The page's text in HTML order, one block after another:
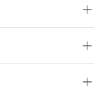
der Farbe Gold